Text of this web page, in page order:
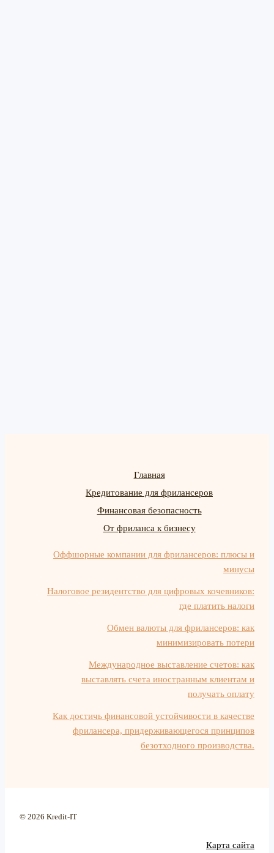
Главная
Кредитование для фрилансеров
Финансовая безопасность
От фриланса к бизнесу
Оффшорные компании для фрилансеров: плюсы и
минусы
Налоговое резидентство для цифровых кочевников:
где платить налоги
Обмен валюты для фрилансеров: как
минимизировать потери
Международное выставление счетов: как
выставлять счета иностранным клиентам и
получать оплату
Как достичь финансовой устойчивости в качестве
фрилансера, придерживающегося принципов
безотходного производства.
© 2026 Kredit-IT
Карта сайта